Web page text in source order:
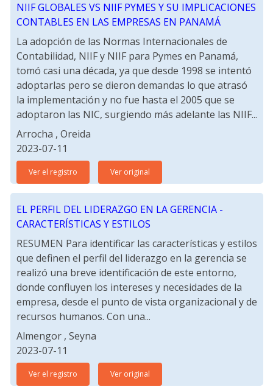
NIIF GLOBALES VS NIIF PYMES Y SU IMPLICACIONES
CONTABLES EN LAS EMPRESAS EN PANAMÁ
La adopción de las Normas Internacionales de
Contabilidad, NIIF y NIIF para Pymes en Panamá,
tomó casi una década, ya que desde 1998 se intentó
adoptarlas pero se dieron demandas lo que atrasó
la implementación y no fue hasta el 2005 que se
adoptaron las NIC, surgiendo más adelante las NIIF...
Arrocha , Oreida
2023-07-11
Ver el registro Ver original
EL PERFIL DEL LIDERAZGO EN LA GERENCIA -
CARACTERÍSTICAS Y ESTILOS
RESUMEN Para identificar las características y estilos
que definen el perfil del liderazgo en la gerencia se
realizó una breve identificación de este entorno,
donde confluyen los intereses y necesidades de la
empresa, desde el punto de vista organizacional y de
recursos humanos. Con una...
Almengor , Seyna
2023-07-11
Ver el registro Ver original